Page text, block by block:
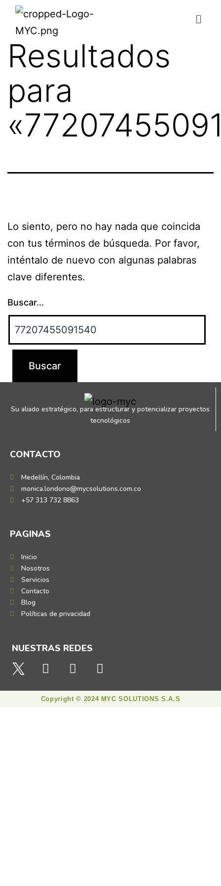
Resultados
para
«
Lo siento, pero no hay nada que coincida
con tus términos de búsqueda. Por favor,
inténtalo de nuevo con algunas palabras
clave diferentes.
Buscar...
Su aliado estratégico, para estructurar y potencializar proyectos
tecnológicos
CONTACTO
Medellín, Colombia
monica.londono@mycsolutions.com.co
+57 313 732 8863
PAGINAS
Inicio
Nosotros
Servicios
Contacto
Blog
Políticas de privacidad
NUESTRAS REDES
Copyright © 2024 MYC SOLUTIONS S.A.S